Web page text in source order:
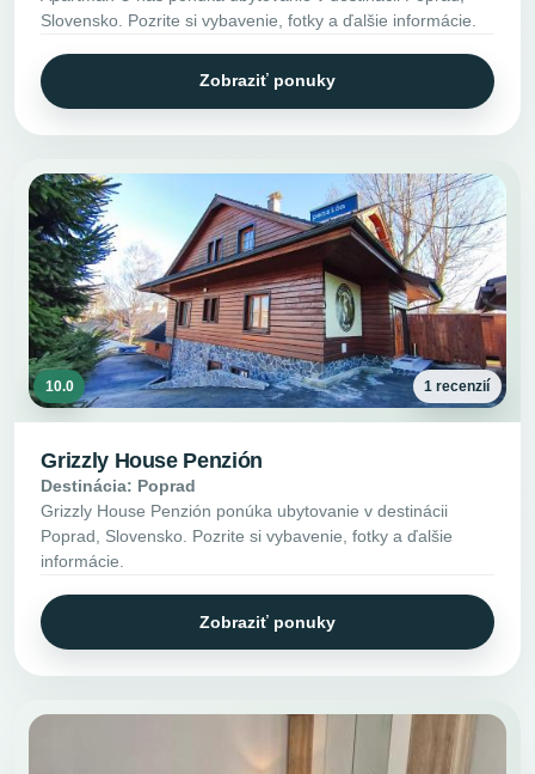
Slovensko. Pozrite si vybavenie, fotky a ďalšie informácie.
Zobraziť ponuky
10.0 1 recenzií
Grizzly House Penzión
Destinácia: Poprad
Grizzly House Penzión ponúka ubytovanie v destinácii
Poprad, Slovensko. Pozrite si vybavenie, fotky a ďalšie
informácie.
Zobraziť ponuky